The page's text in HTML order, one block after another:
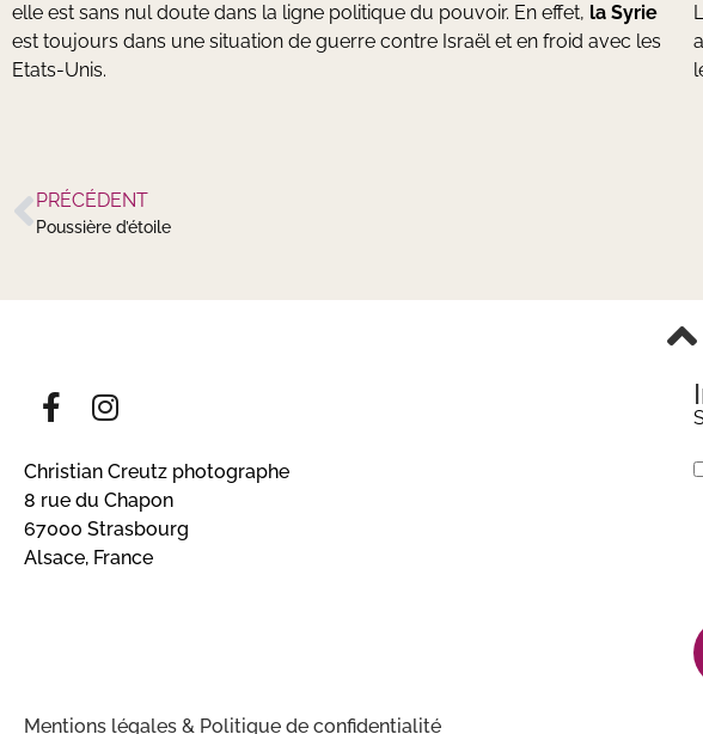
elle est sans nul doute dans la ligne politique du pouvoir. En effet, la Syrie
est toujours dans une situation de guerre contre Israël et en froid avec les
Etats-Unis.
PRÉCÉDENT
Poussière d’étoile
Christian Creutz photographe
8 rue du Chapon
67000 Strasbourg
Alsace, France
Mentions légales & Politique de confidentialité